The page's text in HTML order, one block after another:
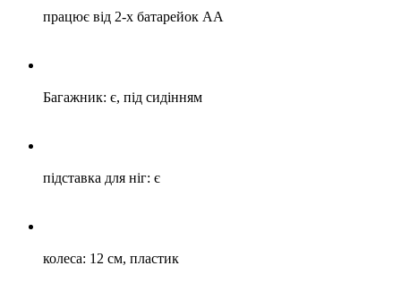
працює від 2-х батарейок АА
Багажник: є, під сидінням
підставка для ніг: є
колеса: 12 см, пластик